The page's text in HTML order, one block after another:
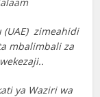
(UAE) zimeahidi
mbalimbali za
ya Waziri wa